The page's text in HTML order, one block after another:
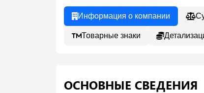
Информация о компании
Товарные знаки
ОСНОВНЫЕ СВЕДЕНИЯ